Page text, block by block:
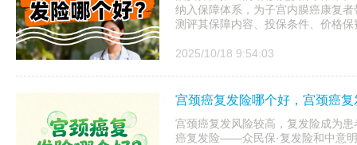
纳入保障体系，为子宫内膜癌康复
测评其保障内容、投保条件、价格
2025/10/18 9:54:03
宫颈癌复发险哪个好，宫颈癌
宫颈癌复发风险较高，复发险成为
癌复发险——众民保·复发险和中意